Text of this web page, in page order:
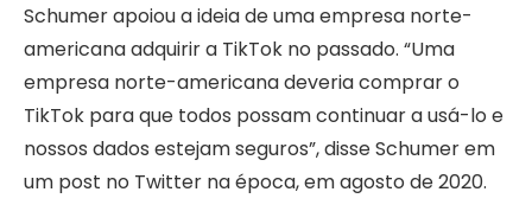
Schumer apoiou a ideia de uma empresa norte-
americana adquirir a TikTok no passado. “Uma
empresa norte-americana deveria comprar o
TikTok para que todos possam continuar a usá-lo e
nossos dados estejam seguros”, disse Schumer em
um post no Twitter na época, em agosto de 2020.